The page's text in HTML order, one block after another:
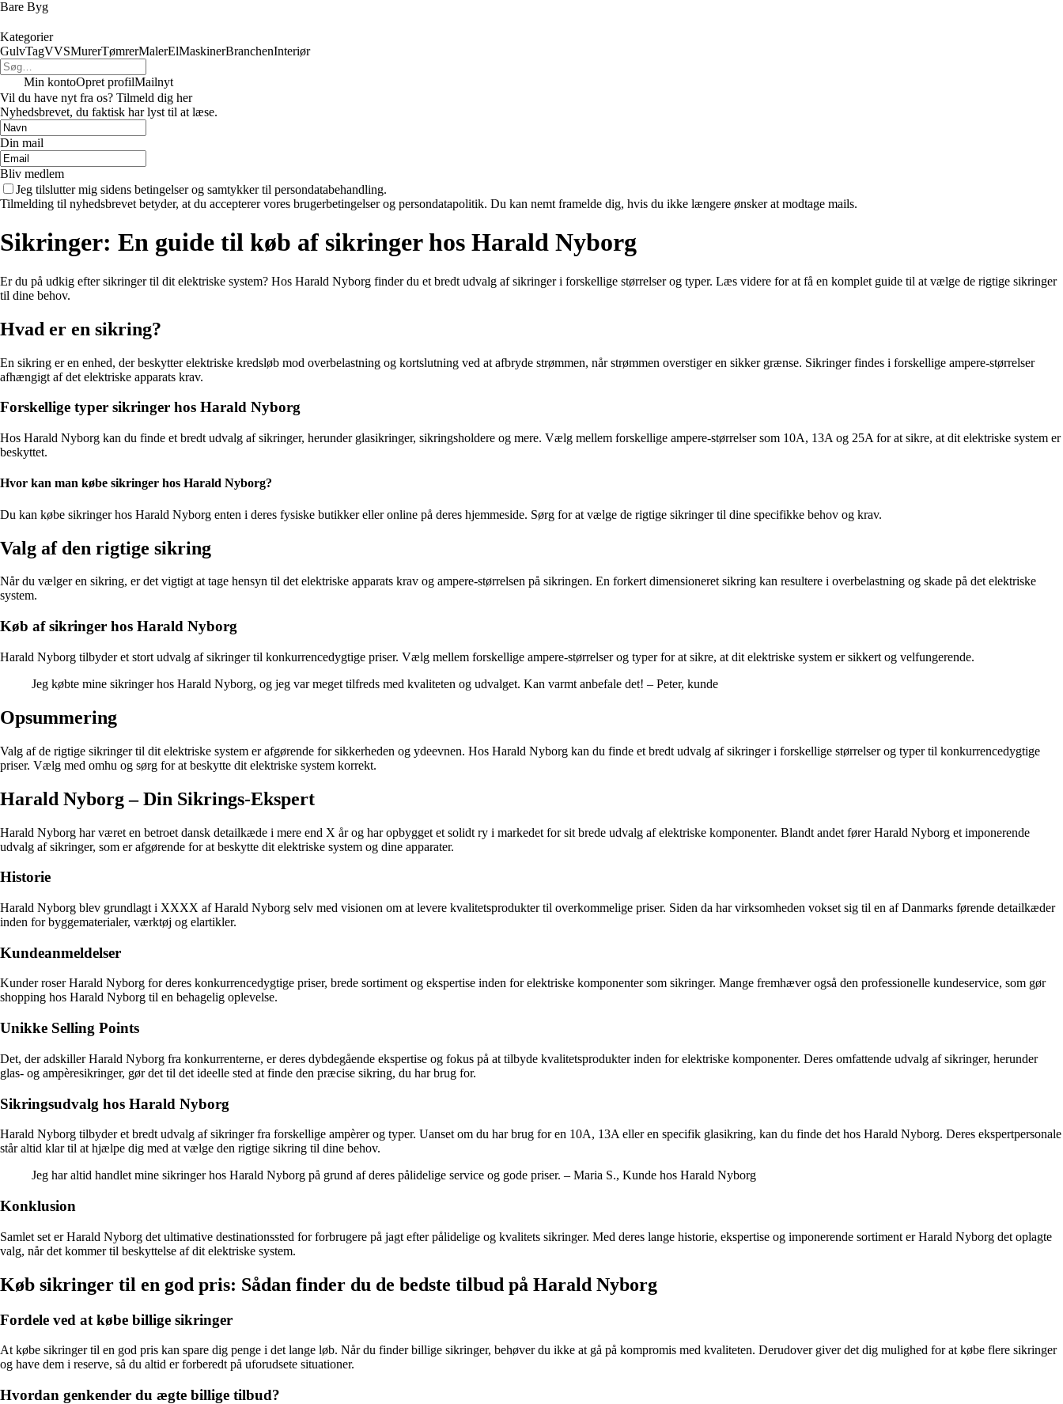
Bare Byg
Kategorier
GulvTagVVSMurerTømrerMalerElMaskinerBranchenInteriør
Min kontoOpret profilMailnyt
Vil du have nyt fra os? Tilmeld dig her
Nyhedsbrevet, du faktisk har lyst til at læse.
Din mail
Bliv medlem
Jeg tilslutter mig sidens betingelser og samtykker til persondatabehandling.
Tilmelding til nyhedsbrevet betyder, at du accepterer vores brugerbetingelser og persondatapolitik. Du kan nemt framelde dig, hvis du ikke længere ønsker at modtage mails.
Sikringer: En guide til køb af sikringer hos Harald Nyborg
Er du på udkig efter sikringer til dit elektriske system? Hos Harald Nyborg finder du et bredt udvalg af sikringer i forskellige størrelser og typer. Læs videre for at få en komplet guide til at vælge de rigtige sikringer
til dine behov.
Hvad er en sikring?
En sikring er en enhed, der beskytter elektriske kredsløb mod overbelastning og kortslutning ved at afbryde strømmen, når strømmen overstiger en sikker grænse. Sikringer findes i forskellige ampere-størrelser
afhængigt af det elektriske apparats krav.
Forskellige typer sikringer hos Harald Nyborg
Hos Harald Nyborg kan du finde et bredt udvalg af sikringer, herunder glasikringer, sikringsholdere og mere. Vælg mellem forskellige ampere-størrelser som 10A, 13A og 25A for at sikre, at dit elektriske system er
beskyttet.
Hvor kan man købe sikringer hos Harald Nyborg?
Du kan købe sikringer hos Harald Nyborg enten i deres fysiske butikker eller online på deres hjemmeside. Sørg for at vælge de rigtige sikringer til dine specifikke behov og krav.
Valg af den rigtige sikring
Når du vælger en sikring, er det vigtigt at tage hensyn til det elektriske apparats krav og ampere-størrelsen på sikringen. En forkert dimensioneret sikring kan resultere i overbelastning og skade på det elektriske
system.
Køb af sikringer hos Harald Nyborg
Harald Nyborg tilbyder et stort udvalg af sikringer til konkurrencedygtige priser. Vælg mellem forskellige ampere-størrelser og typer for at sikre, at dit elektriske system er sikkert og velfungerende.
Jeg købte mine sikringer hos Harald Nyborg, og jeg var meget tilfreds med kvaliteten og udvalget. Kan varmt anbefale det! – Peter, kunde
Opsummering
Valg af de rigtige sikringer til dit elektriske system er afgørende for sikkerheden og ydeevnen. Hos Harald Nyborg kan du finde et bredt udvalg af sikringer i forskellige størrelser og typer til konkurrencedygtige
priser. Vælg med omhu og sørg for at beskytte dit elektriske system korrekt.
Harald Nyborg – Din Sikrings-Ekspert
Harald Nyborg har været en betroet dansk detailkæde i mere end X år og har opbygget et solidt ry i markedet for sit brede udvalg af elektriske komponenter. Blandt andet fører Harald Nyborg et imponerende
udvalg af sikringer, som er afgørende for at beskytte dit elektriske system og dine apparater.
Historie
Harald Nyborg blev grundlagt i XXXX af Harald Nyborg selv med visionen om at levere kvalitetsprodukter til overkommelige priser. Siden da har virksomheden vokset sig til en af Danmarks førende detailkæder
inden for byggematerialer, værktøj og elartikler.
Kundeanmeldelser
Kunder roser Harald Nyborg for deres konkurrencedygtige priser, brede sortiment og ekspertise inden for elektriske komponenter som sikringer. Mange fremhæver også den professionelle kundeservice, som gør
shopping hos Harald Nyborg til en behagelig oplevelse.
Unikke Selling Points
Det, der adskiller Harald Nyborg fra konkurrenterne, er deres dybdegående ekspertise og fokus på at tilbyde kvalitetsprodukter inden for elektriske komponenter. Deres omfattende udvalg af sikringer, herunder
glas- og ampèresikringer, gør det til det ideelle sted at finde den præcise sikring, du har brug for.
Sikringsudvalg hos Harald Nyborg
Harald Nyborg tilbyder et bredt udvalg af sikringer fra forskellige ampèrer og typer. Uanset om du har brug for en 10A, 13A eller en specifik glasikring, kan du finde det hos Harald Nyborg. Deres ekspertpersonale
står altid klar til at hjælpe dig med at vælge den rigtige sikring til dine behov.
Jeg har altid handlet mine sikringer hos Harald Nyborg på grund af deres pålidelige service og gode priser. – Maria S., Kunde hos Harald Nyborg
Konklusion
Samlet set er Harald Nyborg det ultimative destinationssted for forbrugere på jagt efter pålidelige og kvalitets sikringer. Med deres lange historie, ekspertise og imponerende sortiment er Harald Nyborg det oplagte
valg, når det kommer til beskyttelse af dit elektriske system.
Køb sikringer til en god pris: Sådan finder du de bedste tilbud på Harald Nyborg
Fordele ved at købe billige sikringer
At købe sikringer til en god pris kan spare dig penge i det lange løb. Når du finder billige sikringer, behøver du ikke at gå på kompromis med kvaliteten. Derudover giver det dig mulighed for at købe flere sikringer
og have dem i reserve, så du altid er forberedt på uforudsete situationer.
Hvordan genkender du ægte billige tilbud?